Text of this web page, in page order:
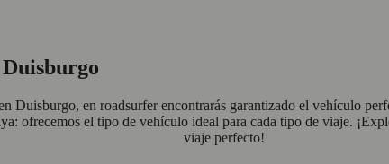
Duisburgo, en roadsurfer encontrarás garantizado el vehículo
ofrecemos el tipo de vehículo ideal para cada tipo de viaje.
viaje perfecto!